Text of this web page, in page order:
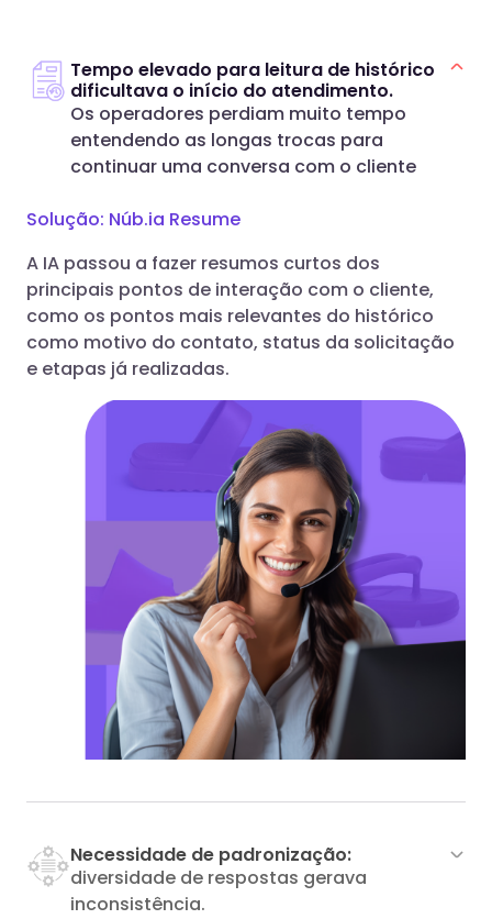
Tempo elevado para leitura de histórico
dificultava o início do atendimento.
Os operadores perdiam muito tempo
entendendo as longas trocas para
continuar uma conversa com o cliente
Solução: Núb.ia Resume
A IA passou a fazer resumos curtos dos
principais pontos de interação com o cliente,
como os pontos mais relevantes do histórico
como motivo do contato, status da solicitação
e etapas já realizadas.
Necessidade de padronização:
diversidade de respostas gerava
inconsistência.